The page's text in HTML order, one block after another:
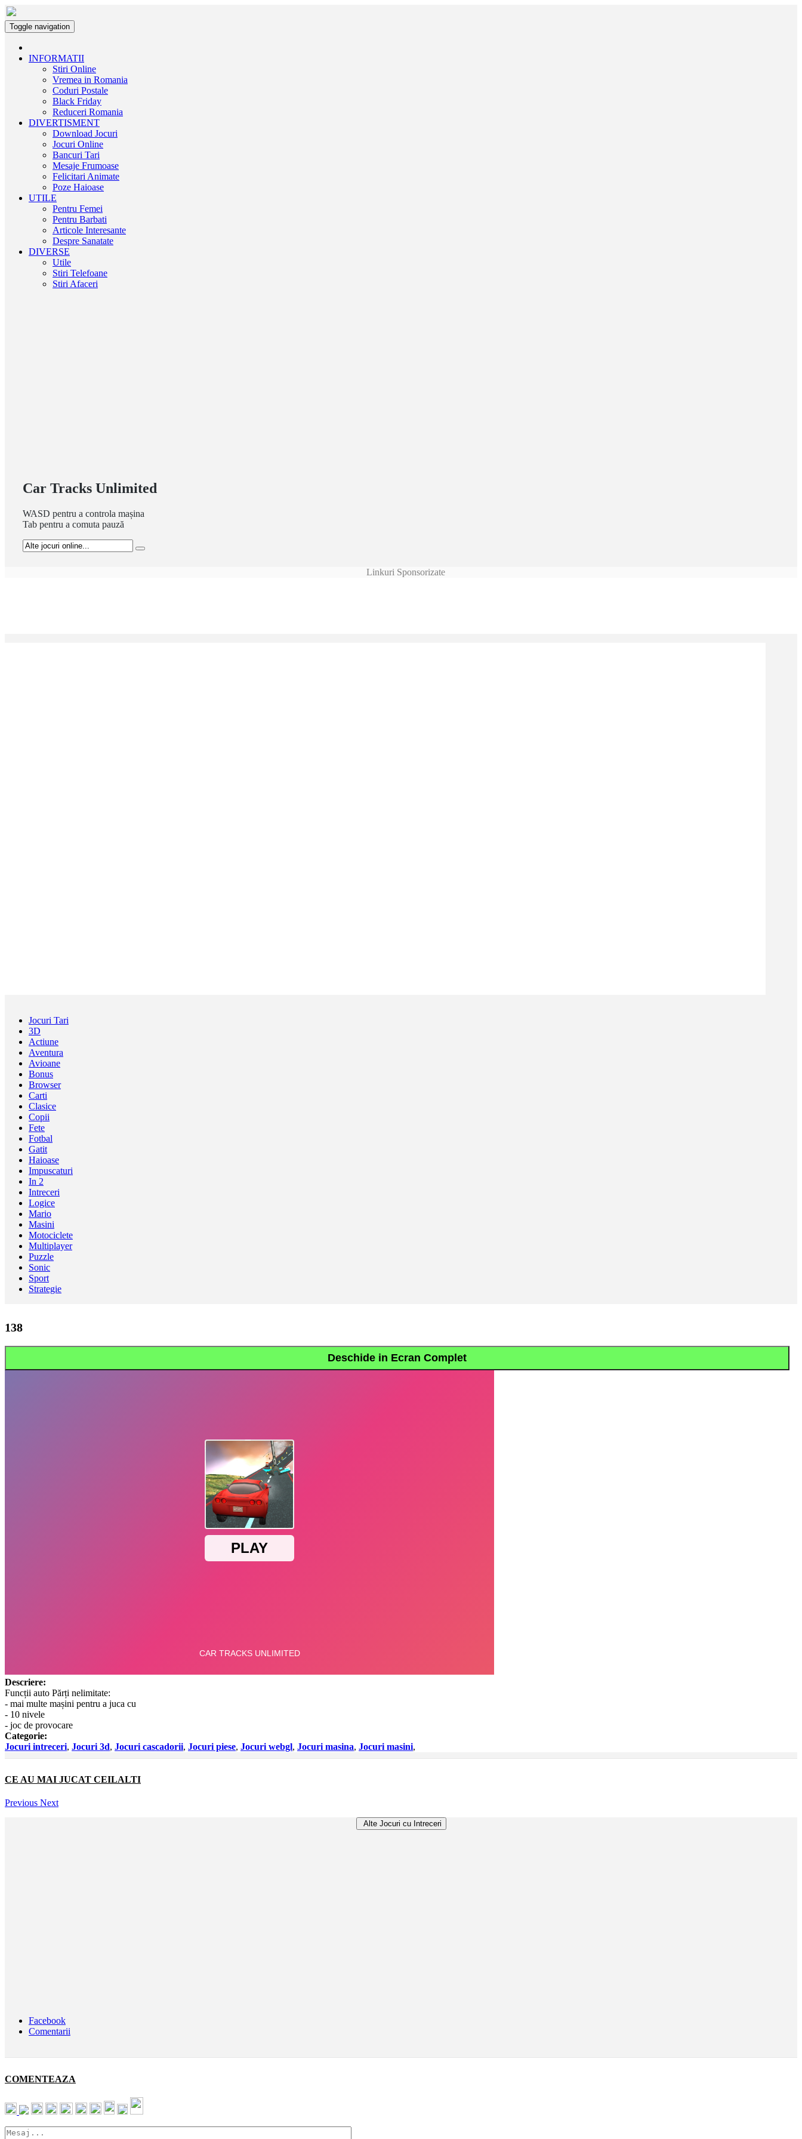
Toggle navigation
INFORMATII
Stiri Online
Vremea in Romania
Coduri Postale
Black Friday
Reduceri Romania
DIVERTISMENT
Download Jocuri
Jocuri Online
Bancuri Tari
Mesaje Frumoase
Felicitari Animate
Poze Haioase
UTILE
Pentru Femei
Pentru Barbati
Articole Interesante
Despre Sanatate
DIVERSE
Utile
Stiri Telefoane
Stiri Afaceri
Car Tracks Unlimited
WASD pentru a controla mașina
Tab pentru a comuta pauză
Linkuri Sponsorizate
Jocuri Tari
3D
Actiune
Aventura
Avioane
Bonus
Browser
Carti
Clasice
Copii
Fete
Fotbal
Gatit
Haioase
Impuscaturi
In 2
Intreceri
Logice
Mario
Masini
Motociclete
Multiplayer
Puzzle
Sonic
Sport
Strategie
138
Deschide in Ecran Complet
Descriere:
Funcții auto Părți nelimitate:
- mai multe mașini pentru a juca cu
- 10 nivele
- joc de provocare
Categorie:
Jocuri intreceri, Jocuri 3d, Jocuri cascadorii, Jocuri piese, Jocuri webgl, Jocuri masina, Jocuri masini,
CE AU MAI JUCAT CEILALTI
Previous Next
Alte Jocuri cu Intreceri
Facebook
Comentarii
COMENTEAZA